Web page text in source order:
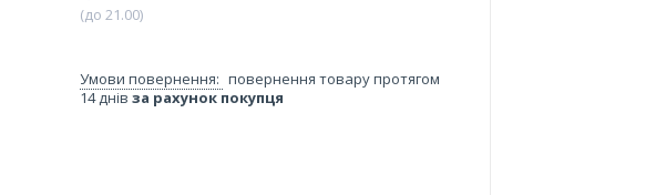
(до 21.00)
повернення товару протягом
14 днів за рахунок покупця